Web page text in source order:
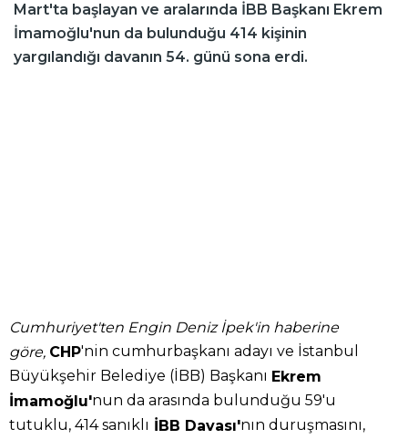
Mart'ta başlayan ve aralarında İBB Başkanı Ekrem
İmamoğlu'nun da bulunduğu 414 kişinin
yargılandığı davanın 54. günü sona erdi.
Cumhuriyet'ten Engin Deniz İpek'in haberine
göre, CHP'nin cumhurbaşkanı adayı ve İstanbul
Büyükşehir Belediye (İBB) Başkanı Ekrem
İmamoğlu'nun da arasında bulunduğu 59'u
tutuklu, 414 sanıklı İBB Davası'nın duruşmasını,